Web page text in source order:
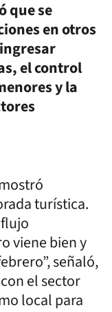
que se
en otros
el control
y la
turística.
viene bien y
señaló,
el sector
local para